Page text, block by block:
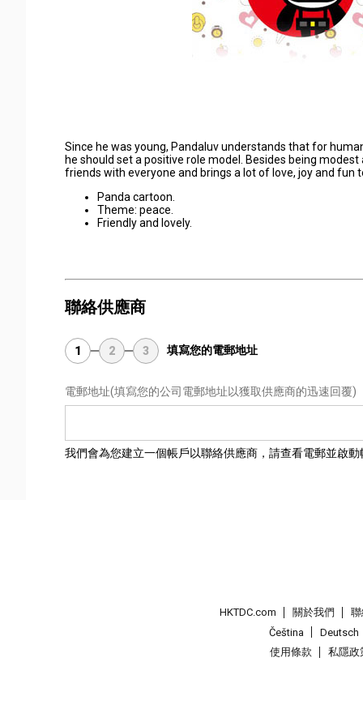
Since he was young, Pandaluv understands that for
he should set a positive role model. Besides being
friends with everyone and brings a lot of love, joy and fun
Panda cartoon.
Theme: peace.
Friendly and lovely.
聯絡供應商
1 2 3 填寫您的電郵地址
電郵地址(填寫您的公司電郵地址以獲取供應商的迅速回覆)
我們會為您建立一個帳戶以聯絡供應商，請查看電郵並啟動
HKTDC.com 關於我們
Čeština
Deutsch
使用條款
私隱政